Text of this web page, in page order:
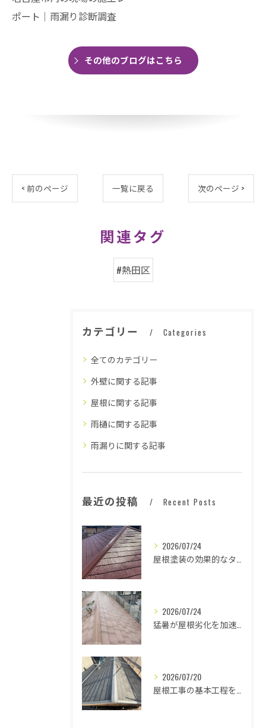
ポート│雨漏り診断調査
その他のブログはこちら
< 前のページ 一覧に戻る 次のページ >
関連タグ
#熱田区
カテゴリー Categories
全てのカテゴリー
外壁に関する記事
屋根に関する記事
雨樋に関する記事
雨漏りに関する記事
最近の投稿 Recent Posts
2026/07/24
2026/07/24
2026/07/20